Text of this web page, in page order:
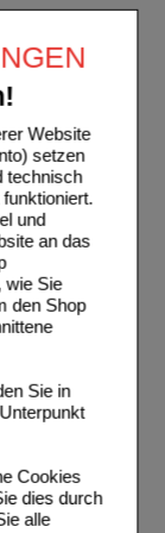
Website
setzen
technisch
und
an das
wie Sie
den Shop
Sie in
Cookies
dies durch
alle